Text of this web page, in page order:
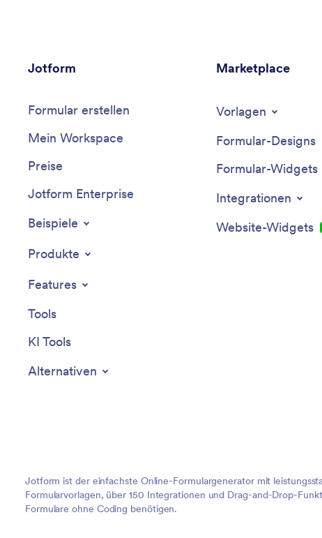
Jotform
Formular erstellen
Mein Workspace
Preise
Jotform Enterprise
Beispiele
Produkte
Features
Tools
KI Tools
Alternativen
Marketplace
Vorlagen
Formular-Designs
Formular-Widgets
Integrationen
Website-Widgets
Jotform ist der einfachste Online-Formulargenerator mit
Formularvorlagen, über 150 Integrationen und Drag-and-Drop-
Formulare ohne Coding benötigen.